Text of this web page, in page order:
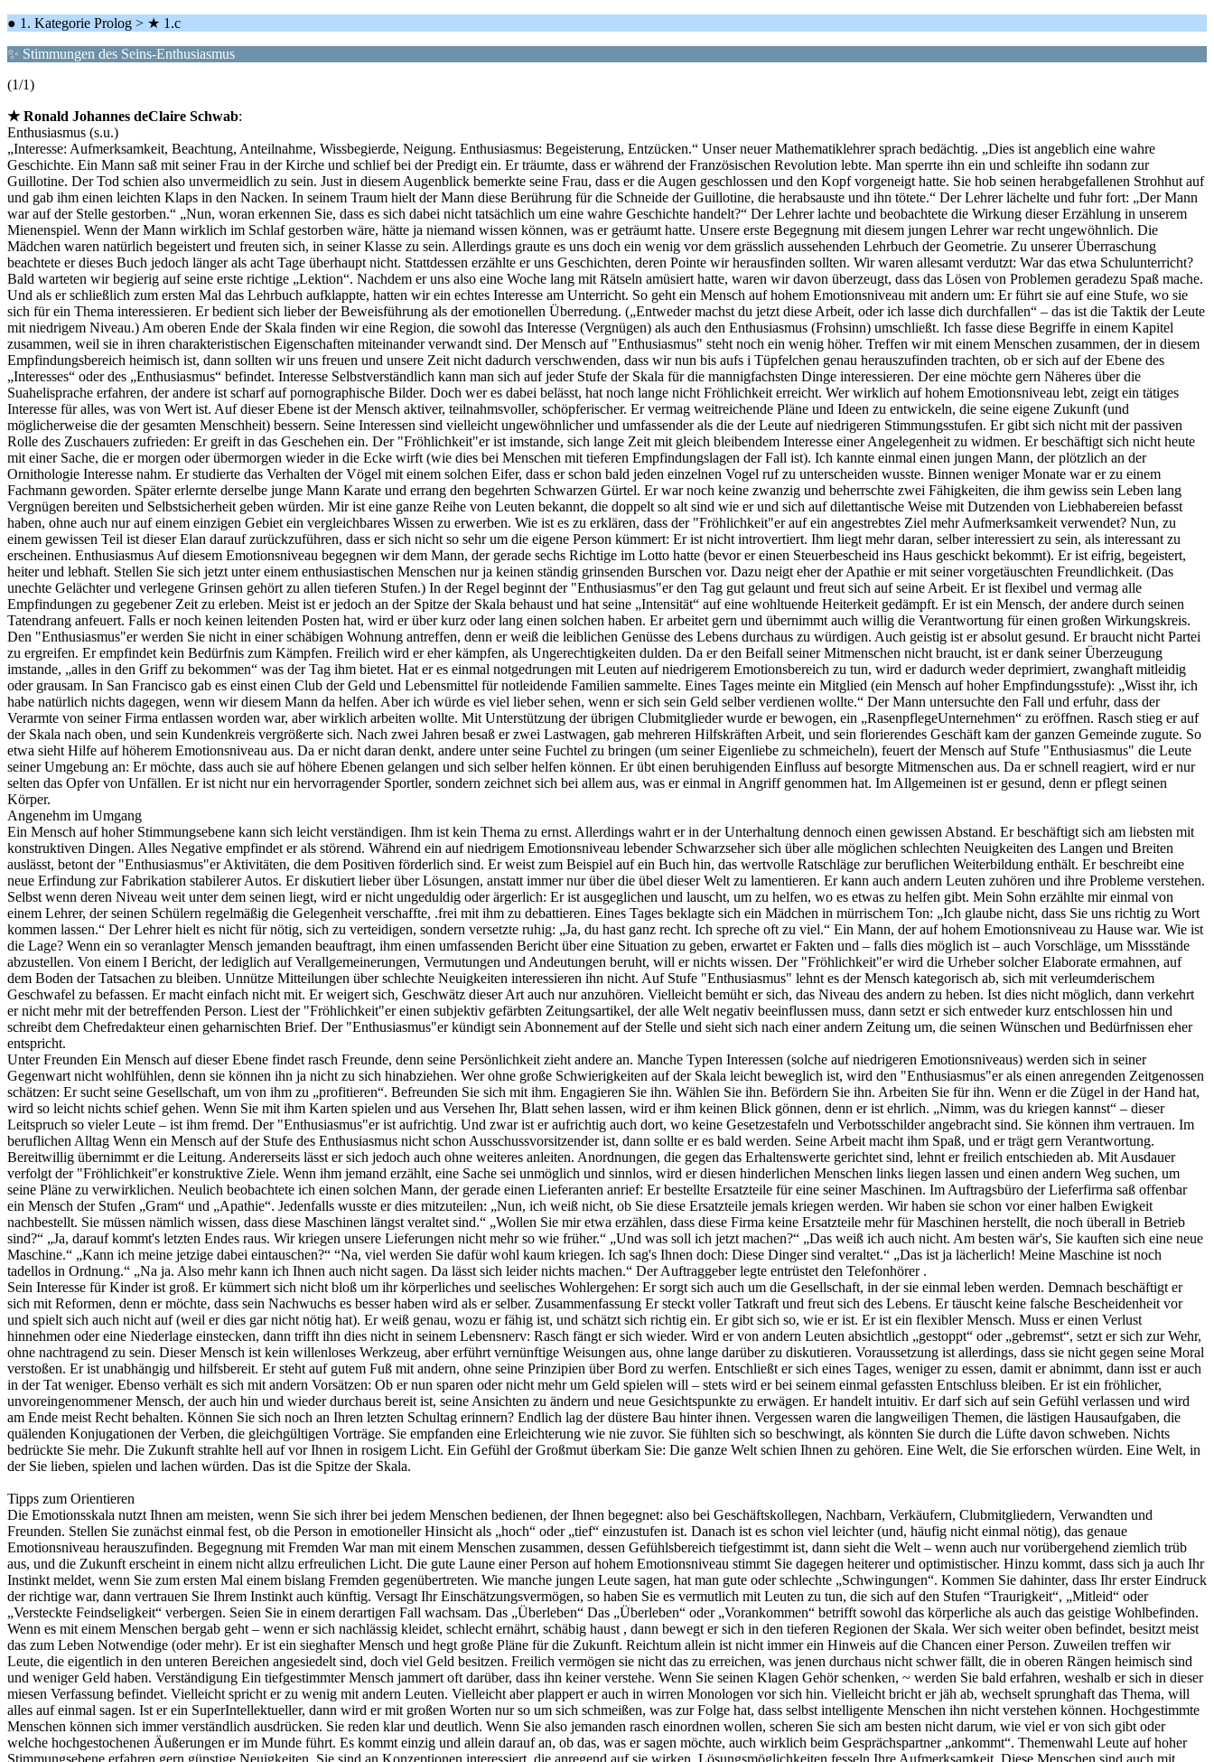
● 1. Kategorie Prolog > ★ 1.c
✨ Stimmungen des Seins-Enthusiasmus
(1/1)
★ Ronald Johannes deClaire Schwab:
Enthusiasmus (s.u.)
„Interesse: Aufmerksamkeit, Beachtung, Anteilnahme, Wissbegierde, Neigung. Enthusiasmus: Begeisterung, Entzücken.“ Unser neuer Mathematiklehrer sprach bedächtig. „Dies ist angeblich eine wahre
Geschichte. Ein Mann saß mit seiner Frau in der Kirche und schlief bei der Predigt ein. Er träumte, dass er während der Französischen Revolution lebte. Man sperrte ihn ein und schleifte ihn sodann zur
Guillotine. Der Tod schien also unvermeidlich zu sein. Just in diesem Augenblick bemerkte seine Frau, dass er die Augen geschlossen und den Kopf vorgeneigt hatte. Sie hob seinen herabgefallenen Strohhut auf
und gab ihm einen leichten Klaps in den Nacken. In seinem Traum hielt der Mann diese Berührung für die Schneide der Guillotine, die herabsauste und ihn tötete.“ Der Lehrer lächelte und fuhr fort: „Der Mann
war auf der Stelle gestorben.“ „Nun, woran erkennen Sie, dass es sich dabei nicht tatsächlich um eine wahre Geschichte handelt?“ Der Lehrer lachte und beobachtete die Wirkung dieser Erzählung in unserem
Mienenspiel. Wenn der Mann wirklich im Schlaf gestorben wäre, hätte ja niemand wissen können, was er geträumt hatte. Unsere erste Begegnung mit diesem jungen Lehrer war recht ungewöhnlich. Die
Mädchen waren natürlich begeistert und freuten sich, in seiner Klasse zu sein. Allerdings graute es uns doch ein wenig vor dem grässlich aussehenden Lehrbuch der Geometrie. Zu unserer Überraschung
beachtete er dieses Buch jedoch länger als acht Tage überhaupt nicht. Stattdessen erzählte er uns Geschichten, deren Pointe wir herausfinden sollten. Wir waren allesamt verdutzt: War das etwa Schulunterricht?
Bald warteten wir begierig auf seine erste richtige „Lektion“. Nachdem er uns also eine Woche lang mit Rätseln amüsiert hatte, waren wir davon überzeugt, dass das Lösen von Problemen geradezu Spaß mache.
Und als er schließlich zum ersten Mal das Lehrbuch aufklappte, hatten wir ein echtes Interesse am Unterricht. So geht ein Mensch auf hohem Emotionsniveau mit andern um: Er führt sie auf eine Stufe, wo sie
sich für ein Thema interessieren. Er bedient sich lieber der Beweisführung als der emotionellen Überredung. („Entweder machst du jetzt diese Arbeit, oder ich lasse dich durchfallen“ – das ist die Taktik der Leute
mit niedrigem Niveau.) Am oberen Ende der Skala finden wir eine Region, die sowohl das Interesse (Vergnügen) als auch den Enthusiasmus (Frohsinn) umschließt. Ich fasse diese Begriffe in einem Kapitel
zusammen, weil sie in ihren charakteristischen Eigenschaften miteinander verwandt sind. Der Mensch auf "Enthusiasmus" steht noch ein wenig höher. Treffen wir mit einem Menschen zusammen, der in diesem
Empfindungsbereich heimisch ist, dann sollten wir uns freuen und unsere Zeit nicht dadurch verschwenden, dass wir nun bis aufs i Tüpfelchen genau herauszufinden trachten, ob er sich auf der Ebene des
„Interesses“ oder des „Enthusiasmus“ befindet. Interesse Selbstverständlich kann man sich auf jeder Stufe der Skala für die mannigfachsten Dinge interessieren. Der eine möchte gern Näheres über die
Suahelisprache erfahren, der andere ist scharf auf pornographische Bilder. Doch wer es dabei belässt, hat noch lange nicht Fröhlichkeit erreicht. Wer wirklich auf hohem Emotionsniveau lebt, zeigt ein tätiges
Interesse für alles, was von Wert ist. Auf dieser Ebene ist der Mensch aktiver, teilnahmsvoller, schöpferischer. Er vermag weitreichende Pläne und Ideen zu entwickeln, die seine eigene Zukunft (und
möglicherweise die der gesamten Menschheit) bessern. Seine Interessen sind vielleicht ungewöhnlicher und umfassender als die der Leute auf niedrigeren Stimmungsstufen. Er gibt sich nicht mit der passiven
Rolle des Zuschauers zufrieden: Er greift in das Geschehen ein. Der "Fröhlichkeit"er ist imstande, sich lange Zeit mit gleich bleibendem Interesse einer Angelegenheit zu widmen. Er beschäftigt sich nicht heute
mit einer Sache, die er morgen oder übermorgen wieder in die Ecke wirft (wie dies bei Menschen mit tieferen Empfindungslagen der Fall ist). Ich kannte einmal einen jungen Mann, der plötzlich an der
Ornithologie Interesse nahm. Er studierte das Verhalten der Vögel mit einem solchen Eifer, dass er schon bald jeden einzelnen Vogel ruf zu unterscheiden wusste. Binnen weniger Monate war er zu einem
Fachmann geworden. Später erlernte derselbe junge Mann Karate und errang den begehrten Schwarzen Gürtel. Er war noch keine zwanzig und beherrschte zwei Fähigkeiten, die ihm gewiss sein Leben lang
Vergnügen bereiten und Selbstsicherheit geben würden. Mir ist eine ganze Reihe von Leuten bekannt, die doppelt so alt sind wie er und sich auf dilettantische Weise mit Dutzenden von Liebhabereien befasst
haben, ohne auch nur auf einem einzigen Gebiet ein vergleichbares Wissen zu erwerben. Wie ist es zu erklären, dass der "Fröhlichkeit"er auf ein angestrebtes Ziel mehr Aufmerksamkeit verwendet? Nun, zu
einem gewissen Teil ist dieser Elan darauf zurückzuführen, dass er sich nicht so sehr um die eigene Person kümmert: Er ist nicht introvertiert. Ihm liegt mehr daran, selber interessiert zu sein, als interessant zu
erscheinen. Enthusiasmus Auf diesem Emotionsniveau begegnen wir dem Mann, der gerade sechs Richtige im Lotto hatte (bevor er einen Steuerbescheid ins Haus geschickt bekommt). Er ist eifrig, begeistert,
heiter und lebhaft. Stellen Sie sich jetzt unter einem enthusiastischen Menschen nur ja keinen ständig grinsenden Burschen vor. Dazu neigt eher der Apathie er mit seiner vorgetäuschten Freundlichkeit. (Das
unechte Gelächter und verlegene Grinsen gehört zu allen tieferen Stufen.) In der Regel beginnt der "Enthusiasmus"er den Tag gut gelaunt und freut sich auf seine Arbeit. Er ist flexibel und vermag alle
Empfindungen zu gegebener Zeit zu erleben. Meist ist er jedoch an der Spitze der Skala behaust und hat seine „Intensität“ auf eine wohltuende Heiterkeit gedämpft. Er ist ein Mensch, der andere durch seinen
Tatendrang anfeuert. Falls er noch keinen leitenden Posten hat, wird er über kurz oder lang einen solchen haben. Er arbeitet gern und übernimmt auch willig die Verantwortung für einen großen Wirkungskreis.
Den "Enthusiasmus"er werden Sie nicht in einer schäbigen Wohnung antreffen, denn er weiß die leiblichen Genüsse des Lebens durchaus zu würdigen. Auch geistig ist er absolut gesund. Er braucht nicht Partei
zu ergreifen. Er empfindet kein Bedürfnis zum Kämpfen. Freilich wird er eher kämpfen, als Ungerechtigkeiten dulden. Da er den Beifall seiner Mitmenschen nicht braucht, ist er dank seiner Überzeugung
imstande, „alles in den Griff zu bekommen“ was der Tag ihm bietet. Hat er es einmal notgedrungen mit Leuten auf niedrigerem Emotionsbereich zu tun, wird er dadurch weder deprimiert, zwanghaft mitleidig
oder grausam. In San Francisco gab es einst einen Club der Geld und Lebensmittel für notleidende Familien sammelte. Eines Tages meinte ein Mitglied (ein Mensch auf hoher Empfindungsstufe): „Wisst ihr, ich
habe natürlich nichts dagegen, wenn wir diesem Mann da helfen. Aber ich würde es viel lieber sehen, wenn er sich sein Geld selber verdienen wollte.“ Der Mann untersuchte den Fall und erfuhr, dass der
Verarmte von seiner Firma entlassen worden war, aber wirklich arbeiten wollte. Mit Unterstützung der übrigen Clubmitglieder wurde er bewogen, ein „RasenpflegeUnternehmen“ zu eröffnen. Rasch stieg er auf
der Skala nach oben, und sein Kundenkreis vergrößerte sich. Nach zwei Jahren besaß er zwei Lastwagen, gab mehreren Hilfskräften Arbeit, und sein florierendes Geschäft kam der ganzen Gemeinde zugute. So
etwa sieht Hilfe auf höherem Emotionsniveau aus. Da er nicht daran denkt, andere unter seine Fuchtel zu bringen (um seiner Eigenliebe zu schmeicheln), feuert der Mensch auf Stufe "Enthusiasmus" die Leute
seiner Umgebung an: Er möchte, dass auch sie auf höhere Ebenen gelangen und sich selber helfen können. Er übt einen beruhigenden Einfluss auf besorgte Mitmenschen aus. Da er schnell reagiert, wird er nur
selten das Opfer von Unfällen. Er ist nicht nur ein hervorragender Sportler, sondern zeichnet sich bei allem aus, was er einmal in Angriff genommen hat. Im Allgemeinen ist er gesund, denn er pflegt seinen
Körper.
Angenehm im Umgang
Ein Mensch auf hoher Stimmungsebene kann sich leicht verständigen. Ihm ist kein Thema zu ernst. Allerdings wahrt er in der Unterhaltung dennoch einen gewissen Abstand. Er beschäftigt sich am liebsten mit
konstruktiven Dingen. Alles Negative empfindet er als störend. Während ein auf niedrigem Emotionsniveau lebender Schwarzseher sich über alle möglichen schlechten Neuigkeiten des Langen und Breiten
auslässt, betont der "Enthusiasmus"er Aktivitäten, die dem Positiven förderlich sind. Er weist zum Beispiel auf ein Buch hin, das wertvolle Ratschläge zur beruflichen Weiterbildung enthält. Er beschreibt eine
neue Erfindung zur Fabrikation stabilerer Autos. Er diskutiert lieber über Lösungen, anstatt immer nur über die übel dieser Welt zu lamentieren. Er kann auch andern Leuten zuhören und ihre Probleme verstehen.
Selbst wenn deren Niveau weit unter dem seinen liegt, wird er nicht ungeduldig oder ärgerlich: Er ist ausgeglichen und lauscht, um zu helfen, wo es etwas zu helfen gibt. Mein Sohn erzählte mir einmal von
einem Lehrer, der seinen Schülern regelmäßig die Gelegenheit verschaffte, .frei mit ihm zu debattieren. Eines Tages beklagte sich ein Mädchen in mürrischem Ton: „Ich glaube nicht, dass Sie uns richtig zu Wort
kommen lassen.“ Der Lehrer hielt es nicht für nötig, sich zu verteidigen, sondern versetzte ruhig: „Ja, du hast ganz recht. Ich spreche oft zu viel.“ Ein Mann, der auf hohem Emotionsniveau zu Hause war. Wie ist
die Lage? Wenn ein so veranlagter Mensch jemanden beauftragt, ihm einen umfassenden Bericht über eine Situation zu geben, erwartet er Fakten und – falls dies möglich ist – auch Vorschläge, um Missstände
abzustellen. Von einem I Bericht, der lediglich auf Verallgemeinerungen, Vermutungen und Andeutungen beruht, will er nichts wissen. Der "Fröhlichkeit"er wird die Urheber solcher Elaborate ermahnen, auf
dem Boden der Tatsachen zu bleiben. Unnütze Mitteilungen über schlechte Neuigkeiten interessieren ihn nicht. Auf Stufe "Enthusiasmus" lehnt es der Mensch kategorisch ab, sich mit verleumderischem
Geschwafel zu befassen. Er macht einfach nicht mit. Er weigert sich, Geschwätz dieser Art auch nur anzuhören. Vielleicht bemüht er sich, das Niveau des andern zu heben. Ist dies nicht möglich, dann verkehrt
er nicht mehr mit der betreffenden Person. Liest der "Fröhlichkeit"er einen subjektiv gefärbten Zeitungsartikel, der alle Welt negativ beeinflussen muss, dann setzt er sich entweder kurz entschlossen hin und
schreibt dem Chefredakteur einen geharnischten Brief. Der "Enthusiasmus"er kündigt sein Abonnement auf der Stelle und sieht sich nach einer andern Zeitung um, die seinen Wünschen und Bedürfnissen eher
entspricht.
Unter Freunden Ein Mensch auf dieser Ebene findet rasch Freunde, denn seine Persönlichkeit zieht andere an. Manche Typen Interessen (solche auf niedrigeren Emotionsniveaus) werden sich in seiner
Gegenwart nicht wohlfühlen, denn sie können ihn ja nicht zu sich hinabziehen. Wer ohne große Schwierigkeiten auf der Skala leicht beweglich ist, wird den "Enthusiasmus"er als einen anregenden Zeitgenossen
schätzen: Er sucht seine Gesellschaft, um von ihm zu „profitieren“. Befreunden Sie sich mit ihm. Engagieren Sie ihn. Wählen Sie ihn. Befördern Sie ihn. Arbeiten Sie für ihn. Wenn er die Zügel in der Hand hat,
wird so leicht nichts schief gehen. Wenn Sie mit ihm Karten spielen und aus Versehen Ihr, Blatt sehen lassen, wird er ihm keinen Blick gönnen, denn er ist ehrlich. „Nimm, was du kriegen kannst“ – dieser
Leitspruch so vieler Leute – ist ihm fremd. Der "Enthusiasmus"er ist aufrichtig. Und zwar ist er aufrichtig auch dort, wo keine Gesetzestafeln und Verbotsschilder angebracht sind. Sie können ihm vertrauen. Im
beruflichen Alltag Wenn ein Mensch auf der Stufe des Enthusiasmus nicht schon Ausschussvorsitzender ist, dann sollte er es bald werden. Seine Arbeit macht ihm Spaß, und er trägt gern Verantwortung.
Bereitwillig übernimmt er die Leitung. Andererseits lässt er sich jedoch auch ohne weiteres anleiten. Anordnungen, die gegen das Erhaltenswerte gerichtet sind, lehnt er freilich entschieden ab. Mit Ausdauer
verfolgt der "Fröhlichkeit"er konstruktive Ziele. Wenn ihm jemand erzählt, eine Sache sei unmöglich und sinnlos, wird er diesen hinderlichen Menschen links liegen lassen und einen andern Weg suchen, um
seine Pläne zu verwirklichen. Neulich beobachtete ich einen solchen Mann, der gerade einen Lieferanten anrief: Er bestellte Ersatzteile für eine seiner Maschinen. Im Auftragsbüro der Lieferfirma saß offenbar
ein Mensch der Stufen „Gram“ und „Apathie“. Jedenfalls wusste er dies mitzuteilen: „Nun, ich weiß nicht, ob Sie diese Ersatzteile jemals kriegen werden. Wir haben sie schon vor einer halben Ewigkeit
nachbestellt. Sie müssen nämlich wissen, dass diese Maschinen längst veraltet sind.“ „Wollen Sie mir etwa erzählen, dass diese Firma keine Ersatzteile mehr für Maschinen herstellt, die noch überall in Betrieb
sind?“ „Ja, darauf kommt's letzten Endes raus. Wir kriegen unsere Lieferungen nicht mehr so wie früher.“ „Und was soll ich jetzt machen?“ „Das weiß ich auch nicht. Am besten wär's, Sie kauften sich eine neue
Maschine.“ „Kann ich meine jetzige dabei eintauschen?“ “Na, viel werden Sie dafür wohl kaum kriegen. Ich sag's Ihnen doch: Diese Dinger sind veraltet.“ „Das ist ja lächerlich! Meine Maschine ist noch
tadellos in Ordnung.“ „Na ja. Also mehr kann ich Ihnen auch nicht sagen. Da lässt sich leider nichts machen.“ Der Auftraggeber legte entrüstet den Telefonhörer .
Sein Interesse für Kinder ist groß. Er kümmert sich nicht bloß um ihr körperliches und seelisches Wohlergehen: Er sorgt sich auch um die Gesellschaft, in der sie einmal leben werden. Demnach beschäftigt er
sich mit Reformen, denn er möchte, dass sein Nachwuchs es besser haben wird als er selber. Zusammenfassung Er steckt voller Tatkraft und freut sich des Lebens. Er täuscht keine falsche Bescheidenheit vor
und spielt sich auch nicht auf (weil er dies gar nicht nötig hat). Er weiß genau, wozu er fähig ist, und schätzt sich richtig ein. Er gibt sich so, wie er ist. Er ist ein flexibler Mensch. Muss er einen Verlust
hinnehmen oder eine Niederlage einstecken, dann trifft ihn dies nicht in seinem Lebensnerv: Rasch fängt er sich wieder. Wird er von andern Leuten absichtlich „gestoppt“ oder „gebremst“, setzt er sich zur Wehr,
ohne nachtragend zu sein. Dieser Mensch ist kein willenloses Werkzeug, aber erführt vernünftige Weisungen aus, ohne lange darüber zu diskutieren. Voraussetzung ist allerdings, dass sie nicht gegen seine Moral
verstoßen. Er ist unabhängig und hilfsbereit. Er steht auf gutem Fuß mit andern, ohne seine Prinzipien über Bord zu werfen. Entschließt er sich eines Tages, weniger zu essen, damit er abnimmt, dann isst er auch
in der Tat weniger. Ebenso verhält es sich mit andern Vorsätzen: Ob er nun sparen oder nicht mehr um Geld spielen will – stets wird er bei seinem einmal gefassten Entschluss bleiben. Er ist ein fröhlicher,
unvoreingenommener Mensch, der auch hin und wieder durchaus bereit ist, seine Ansichten zu ändern und neue Gesichtspunkte zu erwägen. Er handelt intuitiv. Er darf sich auf sein Gefühl verlassen und wird
am Ende meist Recht behalten. Können Sie sich noch an Ihren letzten Schultag erinnern? Endlich lag der düstere Bau hinter ihnen. Vergessen waren die langweiligen Themen, die lästigen Hausaufgaben, die
quälenden Konjugationen der Verben, die gleichgültigen Vorträge. Sie empfanden eine Erleichterung wie nie zuvor. Sie fühlten sich so beschwingt, als könnten Sie durch die Lüfte davon schweben. Nichts
bedrückte Sie mehr. Die Zukunft strahlte hell auf vor Ihnen in rosigem Licht. Ein Gefühl der Großmut überkam Sie: Die ganze Welt schien Ihnen zu gehören. Eine Welt, die Sie erforschen würden. Eine Welt, in
der Sie lieben, spielen und lachen würden. Das ist die Spitze der Skala.
Tipps zum Orientieren
Die Emotionsskala nutzt Ihnen am meisten, wenn Sie sich ihrer bei jedem Menschen bedienen, der Ihnen begegnet: also bei Geschäftskollegen, Nachbarn, Verkäufern, Clubmitgliedern, Verwandten und Freunden. Stellen Sie zunächst einmal fest, ob die Person in emotioneller Hinsicht als „hoch“ oder „tief“ einzustufen ist. Danach ist es schon viel leichter (und, häufig nicht einmal nötig), das genaue Emotionsniveau herauszufinden. Begegnung mit Fremden War man mit einem Menschen zusammen, dessen Gefühlsbereich tiefgestimmt ist, dann sieht die Welt – wenn auch nur vorübergehend ziemlich trüb aus, und die Zukunft erscheint in einem nicht allzu erfreulichen Licht. Die gute Laune einer Person auf hohem Emotionsniveau stimmt Sie dagegen heiterer und optimistischer. Hinzu kommt, dass sich ja auch Ihr Instinkt meldet, wenn Sie zum ersten Mal einem bislang Fremden gegenübertreten. Wie manche jungen Leute sagen, hat man gute oder schlechte „Schwingungen“. Kommen Sie dahinter, dass Ihr erster Eindruck der richtige war, dann vertrauen Sie Ihrem Instinkt auch künftig. Versagt Ihr Einschätzungsvermögen, so haben Sie es vermutlich mit Leuten zu tun, die sich auf den Stufen “Traurigkeit“, „Mitleid“ oder „Versteckte Feindseligkeit“ verbergen. Seien Sie in einem derartigen Fall wachsam. Das „Überleben“ Das „Überleben“ oder „Vorankommen“ betrifft sowohl das körperliche als auch das geistige Wohlbefinden. Wenn es mit einem Menschen bergab geht – wenn er sich nachlässig kleidet, schlecht ernährt, schäbig haust , dann bewegt er sich in den tieferen Regionen der Skala. Wer sich weiter oben befindet, besitzt meist das zum Leben Notwendige (oder mehr). Er ist ein sieghafter Mensch und hegt große Pläne für die Zukunft. Reichtum allein ist nicht immer ein Hinweis auf die Chancen einer Person. Zuweilen treffen wir Leute, die eigentlich in den unteren Bereichen angesiedelt sind, doch viel Geld besitzen. Freilich vermögen sie nicht das zu erreichen, was jenen durchaus nicht schwer fällt, die in oberen Rängen heimisch sind und weniger Geld haben. Verständigung Ein tiefgestimmter Mensch jammert oft darüber, dass ihn keiner verstehe. Wenn Sie seinen Klagen Gehör schenken, ~ werden Sie bald erfahren, weshalb er sich in dieser miesen Verfassung befindet. Vielleicht spricht er zu wenig mit andern Leuten. Vielleicht aber plappert er auch in wirren Monologen vor sich hin. Vielleicht bricht er jäh ab, wechselt sprunghaft das Thema, will alles auf einmal sagen. Ist er ein SuperIntellektueller, dann wird er mit großen Worten nur so um sich schmeißen, was zur Folge hat, dass selbst intelligente Menschen ihn nicht verstehen können. Hochgestimmte Menschen können sich immer verständlich ausdrücken. Sie reden klar und deutlich. Wenn Sie also jemanden rasch einordnen wollen, scheren Sie sich am besten nicht darum, wie viel er von sich gibt oder welche hochgestochenen Äußerungen er im Munde führt. Es kommt einzig und allein darauf an, ob das, was er sagen möchte, auch wirklich beim Gesprächspartner „ankommt“. Themenwahl Leute auf hoher Stimmungsebene erfahren gern günstige Neuigkeiten. Sie sind an Konzeptionen interessiert, die anregend auf sie wirken. Lösungsmöglichkeiten fesseln Ihre Aufmerksamkeit. Diese Menschen sind auch mit Freuden bereit, solche positiven Nachrichten andern mitzuteilen. Der emotionell tiefer Stehende dagegen zieht es vor, seinem Gesprächspartner die fürchterlichsten Geschichten unter die Nase zu reiben. Er weiß von plötzlichen Todesfällen, wüsten Skandalen, entsetzlichen Zerstörungen zu berichten. Er hascht dabei nach Effekten. Und wer ihm begierig lauscht – der tiefer Stehende eben – genießt voller Behagen diese schaurigen Nachrichten. Heutzutage besteht viel Interesse an der Umweltverschmutzung. Doch während die Typen „ganz unten“ immer nur schwarzsehen und das an sich schon Schlimme noch schlimmer darstellen, suchen die Menschen auf höheren Emotionsstufen nach Lösungen. Reden und Schweigen Hochgestimmte Menschen unterhalten sich gern, sind aber ebenso gern bereit, andern zuzuhören. Begegnen wir einem, der wie ein Wasserfall sprudelt oder stumm wie eine Maus in der Ecke sitzt, dann dürfen wir als sicher annehmen, dass er unweit der unteren Skalaschwelle beheimatet ist. Probleme Unterhalb der Stufe Langeweile ist der Mensch geradezu stolz darauf, wenn er andere davon überzeugen kann, dass seine Probleme einfach unlösbar sind. Vielleicht behauptet er, sofort in die Stadt fahren zu müssen, doch sei ihm dies unmöglich, weil sein Auto gerade in der Reparaturwerkstätte überholt werde. Schlagen Sie ihm nun vor, doch ein Taxi zu nehmen (was das Naheliegendste ist), wird er Ihnen zur Antwort geben: „Ach, um diese Tageszeit kriegt man doch kein Taxi.“ Sie fahren fort: „Vielleicht nimmt Ihr Nachbar Sie mit?“ Er wird wiederum abwehren: „Ich kenne niemanden so gut, um ihn darum bitten zu können.“ Sie verlieren noch immer nicht die Geduld und raten ihm, es per Anhalter zu versuchen. Schon wimmelt er auch diesen Vorschlag ab: „Wer nimmt denn heute noch Anhalter mit?“ Jetzt verspüren Sie wohl keine Lust mehr, ihm aus der Klemme zu helfen. Das eigentliche Problem liegt nämlich gar nicht in der Frage der Beförderungsart, sondern in seinem niedrigen Emotionsniveau begründet. Frage und Antwort Sehr wichtig bei der Beurteilung eines Menschen ist die Zeit, die er benötigt, um auf eine klare Frage eine ebenso klare Antwort zu geben. Fragen Sie beispielsweise einen Menschen der höheren Gefühlsregionen, wie viele Türen das Zimmer habe, in dem Sie sich gerade aufhalten, dann wird er sich rasch umsehen und Ihnen augenblicklich antworten. Der tiefer gestimmte Mensch indessen wird keine direkte Antwort geben. Er wird zögern. Vielleicht fragt er sich nun seinerseits, worauf Sie hinauswollen, oder er versucht zu erfahren, ob Ihre Frage etwa eine Falle sei. Unter Umständen lässt er eine wahre Dissertation über die Definition von Türen vom Stapel. Möglich, dass er auch zu bedenken gibt, man könne schließlich Fenster ebenfalls als eine Art Tür ansehen. Es kann obendrein passieren, dass er sich danach erkundigt, ob nicht am Ende unter dem Teppich eine Falltür vorborgen sei. Ihre Frage aber beantwortet er nicht. Dieses lange Zögern, dieses umständliche Tasten und unsichere Tappen, verrät jenes verworrene Denken, das die natürliche Verständigung – Antwort auf Fragen – unmöglich macht. Wer auf den Stufen „Apathie“ oder „Gram“ ansässig ist, wird eine Frage mitunter überhaupt nicht beantworten, es sei denn, sie stellen sie mehrere Male. Eines Tages besuchten mich einige Hochschüler. Sie brachten einen Freund mit, den sie mit mir bekannt machen wollten. Er hatte jedoch vor Wochen einen gar zu ausgedehnten LSDTrip unternommen und noch nicht wieder in die Gegenwart zurückgefunden. Er war völlig apathisch. Als ich ihm eine Tasse Kaffee anbot, folgte er mir in die Küche. Ich fragte ihn, ob er Milch und Zucker haben wolle. Einige Minuten lang starrte er mich stumpfsinnig an. Schließlich fragte ich ihn ein zweites Mal. Da blickte er mich so an, als sei ich ein Mensch, den er noch niemals gesehen habe, und murmelte endlich: „Ich weiß nicht...“ Je tiefer ein Mensch auf der Skala herabrutscht, umso unwirklicher wird für ihn die Umwelt. Alles, was er hört, sieht, riecht, schmeckt oder fühlt, erscheint ihm in den unteren Stimmungsbereichen irreal. Für diesen jungen Mann war eine Tasse Kaffee etwas Unwirkliches, desgleichen Milch und Zucker. Die Kenntnis der KommunikationsVerzögerung ist ein ideales Hilfsmittel für die Leiter von Personalabteilungen. Wenn Sie jemanden nach Namen, Adresse oder Telefonnummer fragen, erhalten Sie wahrscheinlich schnell eine Antwort, denn derartige Fragen beantwortet man aus Gewohnheit fast automatisch. Fragen Sie ihn dagegen etwas ziemlich Albernes (beispielsweise: „Wie viele Füße haben die meisten Menschen?“), dann werden Sie feststellen, dass er eine „lange Leitung“ hat: dass er zu jenen Leuten zählt, mit denen eine Verständigung nur schwer möglich ist. Manche jungen Leute auf niedrigen Emotionsstufen werden eine Menge pseudophilosophisches Geschwätz plappern, Ihre Frage jedoch partout nicht beantworten. Der "Apathie"er wird die Verständigung bewusst verzögern, denn er sucht sogleich einen geheimen Sinn hinter ihr. (Er möchte zuerst wissen, was Sie eigentlich erfahren wollen.) Andere wiederum quasseln in einem fort, ohne wirklich etwas zu sagen. Es gibt auch Typen, die Ihre Frage kurzerhand wiederholen und sie zum Gegenstand einer Erörterung zu machen suchen. Eine dritte Gruppe antwortet ausweichend, äußert Vermutungen, drückt Unentschlossenheit aus. Die Zeitspanne zwischen Ihrer Frage und der korrekten Antwort stellt die KommunikationsVerzögerung dar. Die Fähigkeit, komplizierte Denkprozesse zu Ende zu führen, sagt nichts Schlüssiges über das Emotionsniveau eines Menschen aus. Die Einschätzung können Sie erst vornehmen, wenn Sie dahinter gekommen sind, ob der Mensch ganz „da“ ist, ob er beobachten kann, ob er sich seiner Umwelt in vollem Maße bewusst wird. Die Verzögerung der Kommunikation zeigt Ihnen also an, wieweit er vom „hier und heute“ entfernt ist. Jeder Mensch (und jede Firma) braucht eine bestimmte Zeitspanne, um einen Auftrag zu erledigen. Auch dies ist eine KommunikationsVerzögerung. Benötigt eine Sekretärin allerdings drei Stunden, um in ihren Ordnern einen Brief aufzustöbern, dann ist sie bereits „ziemlich weit weg“. Bestellen Sie Einrichtungsgegenstände für Ihr Büro und müssen sechs Monate auf die Lieferung warten, dann haben Sie es mit einem Unternehmen zu tun, dessen leitende Leute sich tief unten auf der Skala befinden. Es fällt Ihnen dann nicht allzu schwer, zu dem Schluss zu kommen, dass dieses Unternehmen wohl bald bankrott machen wird. Unfälle Es gibt Menschen, die sich sozusagen in einer Tour in die Finger schneiden, mit den Schienbeinen anstoßen, Knochenbrüche davontragen, die Stoßstange ihres Wagens demolieren und unentwegt Strafzettel verpasst bekommen. Derartige Typen leben auf niedrigen Gefühlsstufen. Es spielt dabei gar keine Rol